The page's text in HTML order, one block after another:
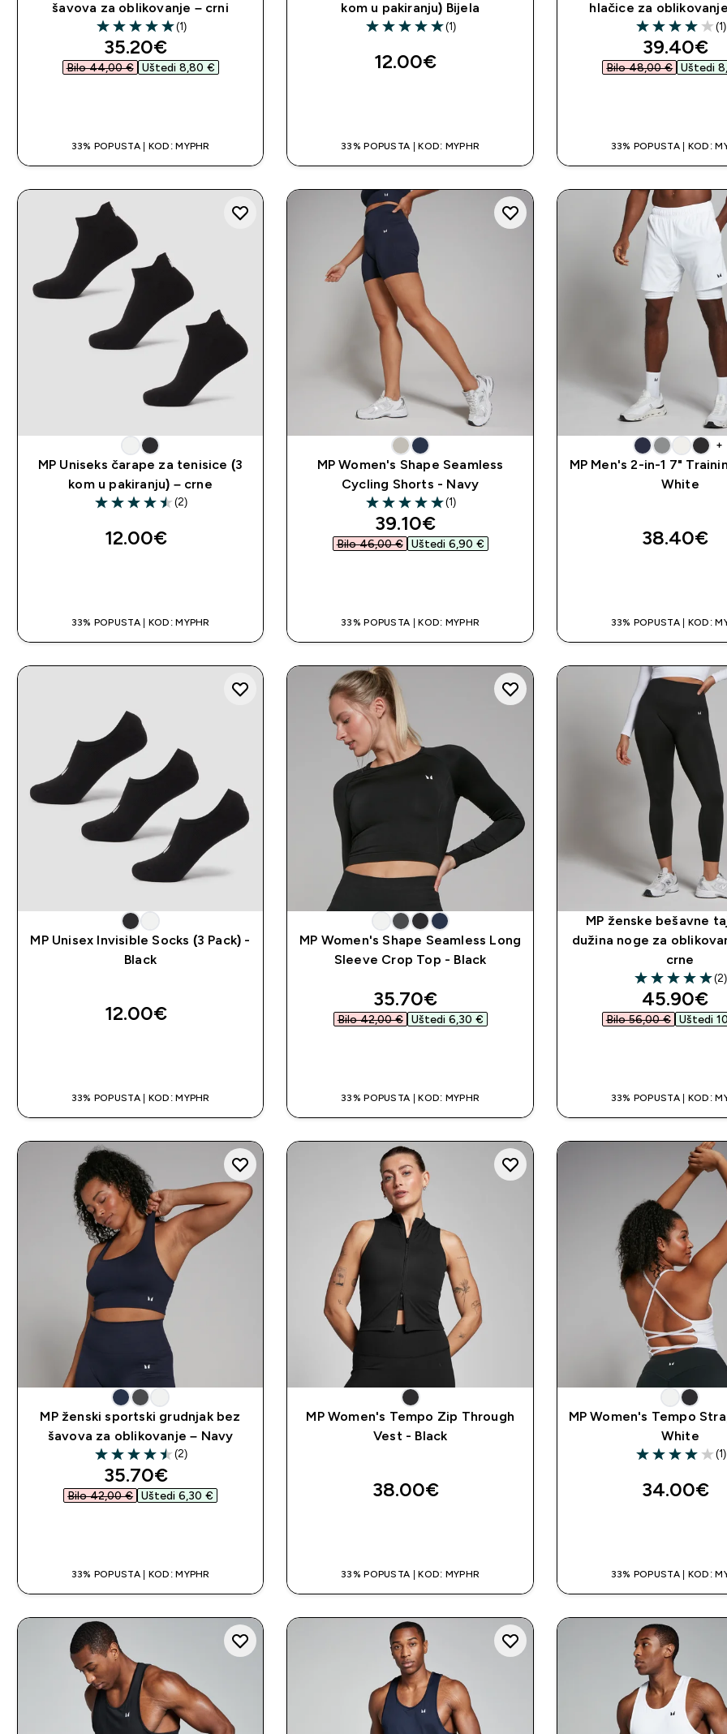
šavova za oblikovanje – crni
5 out of 5 stars
(1)
discounted price
35.20€‎
Bilo 44,00 €‎ Uštedi 8,80 €‎
33% POPUSTA | KOD: MYPHR
kom u pakiranju) Bijela
5 out of 5 stars
(1)
12.00€‎
33% POPUSTA | KOD: MYPHR
hlačice za
4 out of 5 stars
(1)
39.40€‎
Bilo 48,00 €‎ Uštedi
33% POPUSTA | KOD:
MP Uniseks čarape za tenisice (3
kom u pakiranju) – crne
4.5 out of 5 stars
(2)
12.00€‎
33% POPUSTA | KOD: MYPHR
MP Women's Shape Seamless
Cycling Shorts - Navy
5 out of 5 stars
(1)
discounted price
39.10€‎
Bilo 46,00 €‎ Uštedi 6,90 €‎
33% POPUSTA | KOD: MYPHR
+
MP Men's 2-in-1 7"
White
38.40€‎
33% POPUSTA | KOD:
MP Unisex Invisible Socks (3 Pack) -
Black
12.00€‎
33% POPUSTA | KOD: MYPHR
MP Women's Shape Seamless Long
Sleeve Crop Top - Black
discounted price
35.70€‎
Bilo 42,00 €‎ Uštedi 6,30 €‎
33% POPUSTA | KOD: MYPHR
MP ženske bešavne
dužina noge za
crne
5 out of 5 stars
(2)
45.90€‎
Bilo 56,00 €‎ Uštedi
33% POPUSTA | KOD:
MP ženski sportski grudnjak bez
šavova za oblikovanje – Navy
4.5 out of 5 stars
(2)
discounted price
35.70€‎
Bilo 42,00 €‎ Uštedi 6,30 €‎
33% POPUSTA | KOD: MYPHR
MP Women's Tempo Zip Through
Vest - Black
38.00€‎
33% POPUSTA | KOD: MYPHR
MP Women's Tempo
White
4 out of 5 stars
(1)
34.00€‎
33% POPUSTA | KOD: